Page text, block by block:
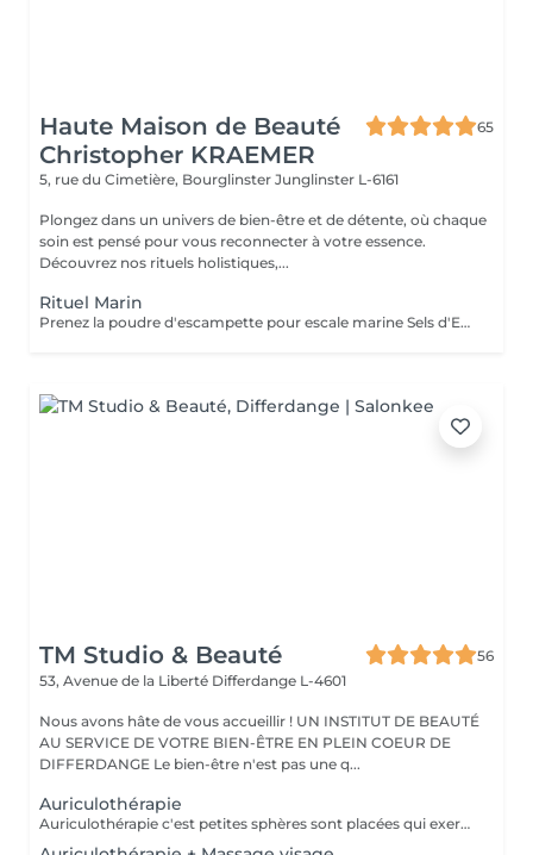
Haute Maison de Beauté
Christopher KRAEMER
65
5, rue du Cimetière, Bourglinster Junglinster L-6161
Plongez dans un univers de bien-être et de détente, où chaque
soin est pensé pour vous reconnecter à votre essence.
Découvrez nos rituels holistiques,...
Rituel Marin
Prenez la poudre d'escampette pour escale marine Sels d'Epsom, algues, poudre de pierres précieuses, huiles essentielles de Lédon De Groenland, c'est tout un programme qui vous attend afin de vous reminéraliser, vous purifier mais aussi vous détendre et à la fois vous énergiser Véritable moment de relaxation complète. Sauna infrarouge, Massage shiatsu, bol d'air jacquier, douche. Onction du huiles précieuses, hammam crânien, facial et respiratoire, bains rythmés avec méditation guidée, exercices de sophrologie, shampooing, pose de masque et massage crânien, rituel de la cascade, rinçage à l'infusion de plantes qui clôture le soin. Le soin ne comprend pas le brushing
TM Studio & Beauté
56
53, Avenue de la Liberté Differdange L-4601
Nous avons hâte de vous accueillir ! UN INSTITUT DE BEAUTÉ
AU SERVICE DE VOTRE BIEN-ÊTRE EN PLEIN COEUR DE
DIFFERDANGE Le bien-être n'est pas une q...
Auriculothérapie
Auriculothérapie c'est petites sphères sont placées qui exercent une pression aux points réflexes de l'oreille. Ils peuvent aider à soulager la douleur, l'anxiété, le stress, inconfort, syndrome prémenstruel, entre autres